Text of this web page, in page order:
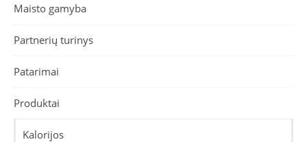
Maisto gamyba
Partnerių turinys
Patarimai
Produktai
Kalorijos